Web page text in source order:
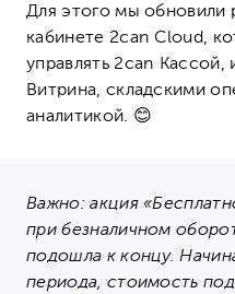
Для этого мы обновили
кабинете 2can Cloud,
управлять 2can Кассой,
Витрина, складскими
аналитикой. 😊
Важно: акция
при безналичном
подошла к концу.
периода, стоимость